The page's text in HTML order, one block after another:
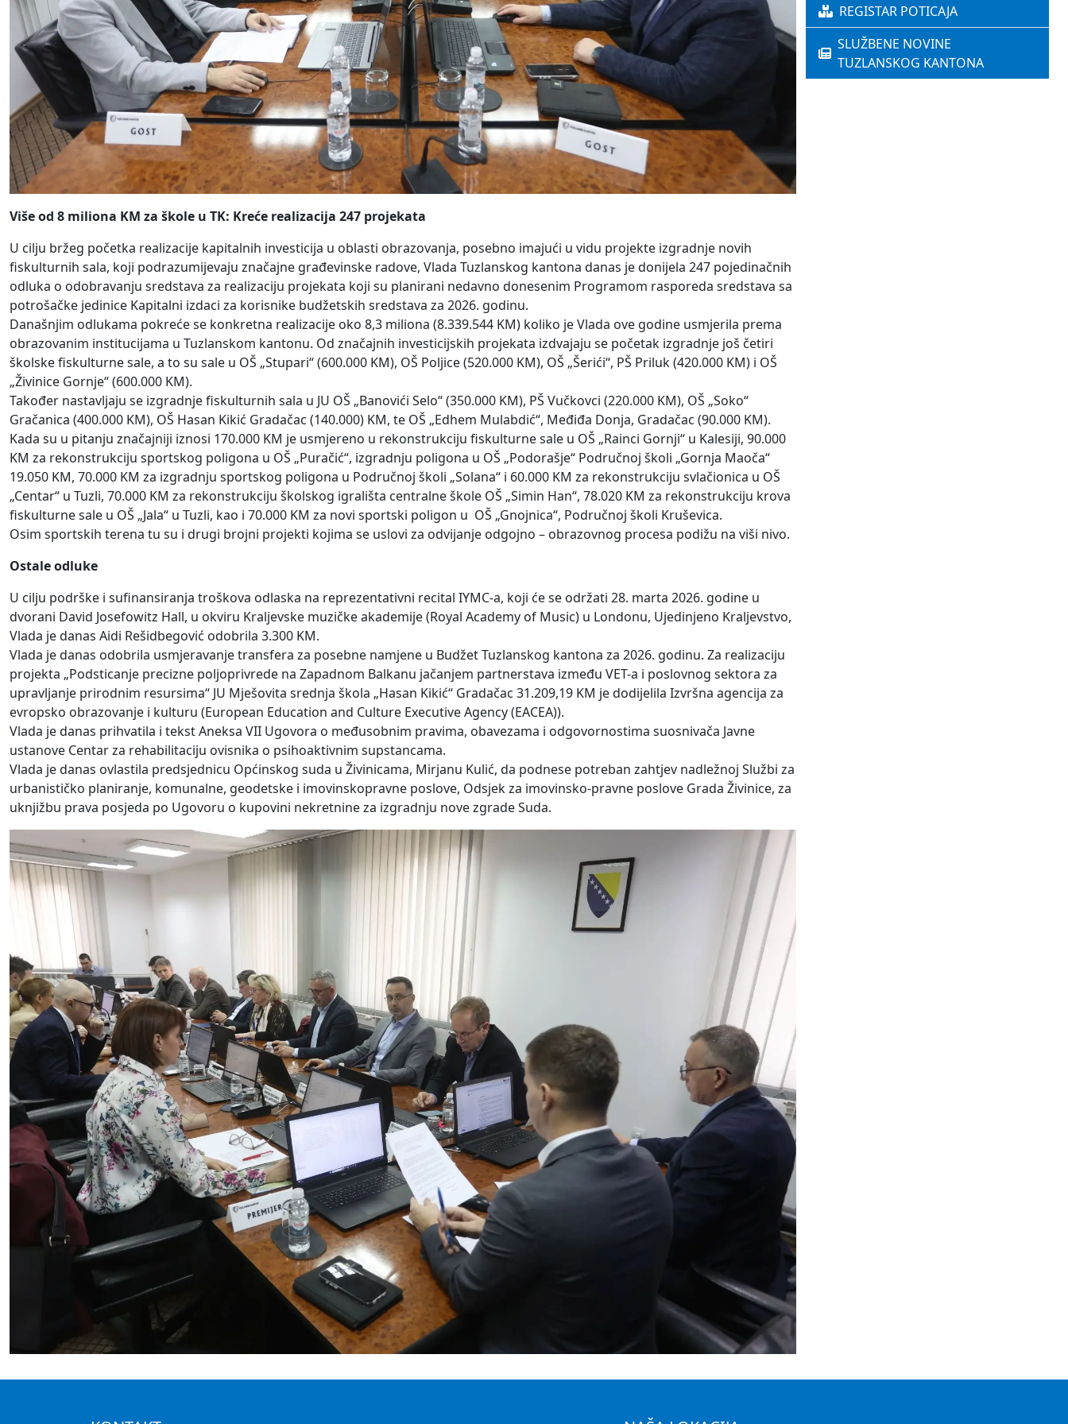
Više od 8 miliona KM za škole u TK: Kreće realizacija 247 projekata
U cilju bržeg početka realizacije kapitalnih investicija u oblasti obrazovanja, posebno imajući u vidu projekte izgradnje novih
fiskulturnih sala, koji podrazumijevaju značajne građevinske radove, Vlada Tuzlanskog kantona danas je donijela 247 pojedinačnih
odluka o odobravanju sredstava za realizaciju projekata koji su planirani nedavno donesenim Programom rasporeda sredstava sa
potrošačke jedinice Kapitalni izdaci za korisnike budžetskih sredstava za 2026. godinu.
Današnjim odlukama pokreće se konkretna realizacije oko 8,3 miliona (8.339.544 KM) koliko je Vlada ove godine usmjerila prema
obrazovanim institucijama u Tuzlanskom kantonu. Od značajnih investicijskih projekata izdvajaju se početak izgradnje još četiri
školske fiskulturne sale, a to su sale u OŠ „Stupari“ (600.000 KM), OŠ Poljice (520.000 KM), OŠ „Šerići“, PŠ Priluk (420.000 KM) i OŠ
„Živinice Gornje“ (600.000 KM).
Također nastavljaju se izgradnje fiskulturnih sala u JU OŠ „Banovići Selo“ (350.000 KM), PŠ Vučkovci (220.000 KM), OŠ „Soko“
Gračanica (400.000 KM), OŠ Hasan Kikić Gradačac (140.000) KM, te OŠ „Edhem Mulabdić“, Međiđa Donja, Gradačac (90.000 KM).
Kada su u pitanju značajniji iznosi 170.000 KM je usmjereno u rekonstrukciju fiskulturne sale u OŠ „Rainci Gornji“ u Kalesiji, 90.000
KM za rekonstrukciju sportskog poligona u OŠ „Puračić“, izgradnju poligona u OŠ „Podorašje“ Područnoj školi „Gornja Maoča“
19.050 KM, 70.000 KM za izgradnju sportskog poligona u Područnoj školi „Solana“ i 60.000 KM za rekonstrukciju svlačionica u OŠ
„Centar“ u Tuzli, 70.000 KM za rekonstrukciju školskog igrališta centralne škole OŠ „Simin Han“, 78.020 KM za rekonstrukciju krova
fiskulturne sale u OŠ „Jala“ u Tuzli, kao i 70.000 KM za novi sportski poligon u OŠ „Gnojnica“, Područnoj školi Kruševica.
Osim sportskih terena tu su i drugi brojni projekti kojima se uslovi za odvijanje odgojno – obrazovnog procesa podižu na viši nivo.
Ostale odluke
U cilju podrške i sufinansiranja troškova odlaska na reprezentativni recital IYMC-a, koji će se održati 28. marta 2026. godine u
dvorani David Josefowitz Hall, u okviru Kraljevske muzičke akademije (Royal Academy of Music) u Londonu, Ujedinjeno Kraljevstvo,
Vlada je danas Aidi Rešidbegović odobrila 3.300 KM.
Vlada je danas odobrila usmjeravanje transfera za posebne namjene u Budžet Tuzlanskog kantona za 2026. godinu. Za realizaciju
projekta „Podsticanje precizne poljoprivrede na Zapadnom Balkanu jačanjem partnerstava između VET-a i poslovnog sektora za
upravljanje prirodnim resursima“ JU Mješovita srednja škola „Hasan Kikić“ Gradačac 31.209,19 KM je dodijelila Izvršna agencija za
evropsko obrazovanje i kulturu (European Education and Culture Executive Agency (EACEA)).
Vlada je danas prihvatila i tekst Aneksa VII Ugovora o međusobnim pravima, obavezama i odgovornostima suosnivača Javne
ustanove Centar za rehabilitaciju ovisnika o psihoaktivnim supstancama.
Vlada je danas ovlastila predsjednicu Općinskog suda u Živinicama, Mirjanu Kulić, da podnese potreban zahtjev nadležnoj Službi za
urbanističko planiranje, komunalne, geodetske i imovinskopravne poslove, Odsjek za imovinsko-pravne poslove Grada Živinice, za
uknjižbu prava posjeda po Ugovoru o kupovini nekretnine za izgradnju nove zgrade Suda.
REGISTAR POTICAJA
SLUŽBENE NOVINE
TUZLANSKOG KANTONA